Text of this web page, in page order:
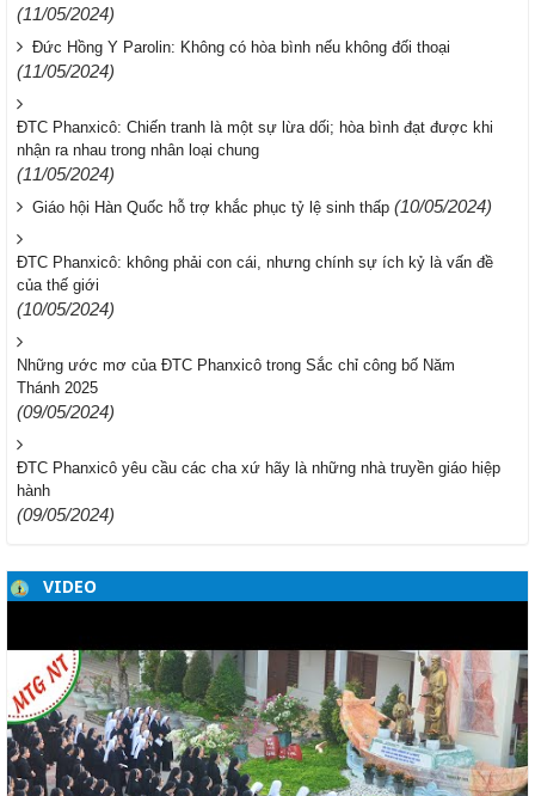
(11/05/2024)
Đức Hồng Y Parolin: Không có hòa bình nếu không đối thoại
(11/05/2024)
ĐTC Phanxicô: Chiến tranh là một sự lừa dối; hòa bình đạt được khi
nhận ra nhau trong nhân loại chung
(11/05/2024)
Giáo hội Hàn Quốc hỗ trợ khắc phục tỷ lệ sinh thấp (10/05/2024)
ĐTC Phanxicô: không phải con cái, nhưng chính sự ích kỷ là vấn đề
của thế giới
(10/05/2024)
Những ước mơ của ĐTC Phanxicô trong Sắc chỉ công bố Năm
Thánh 2025
(09/05/2024)
ĐTC Phanxicô yêu cầu các cha xứ hãy là những nhà truyền giáo hiệp
hành
(09/05/2024)
VIDEO